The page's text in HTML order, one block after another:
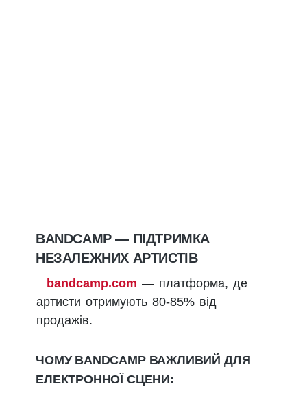
BANDCAMP — ПІДТРИМКА
НЕЗАЛЕЖНИХ АРТИСТІВ
bandcamp.com — платформа, де
артисти отримують 80-85% від
продажів.
ЧОМУ BANDCAMP ВАЖЛИВИЙ ДЛЯ
ЕЛЕКТРОННОЇ СЦЕНИ: